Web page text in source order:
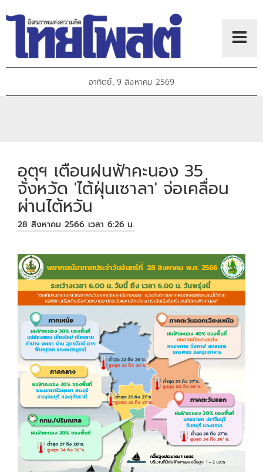
อาทิตย์, 9 สิงหาคม 2569
อุตุฯ เตือนฝนฟ้าคะนอง 35
จังหวัด 'ไต้ฝุ่นเซาลา' จ่อเคลื่อน
ผ่านไต้หวัน
28 สิงหาคม 2566 เวลา 6:26 น.